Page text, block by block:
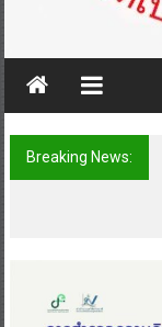
Breaking News: